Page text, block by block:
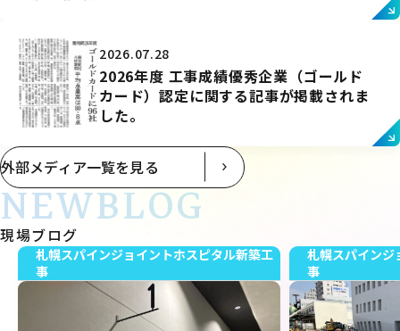
2026.07.28
2026年度 工事成績優秀企業（ゴールド
カード）認定に関する記事が掲載されま
した。
外部メディア一覧を見る
現場ブログ
NEWBLOG
札幌スパインジョイントホスピタル新築工
事
札幌スパインジ
事